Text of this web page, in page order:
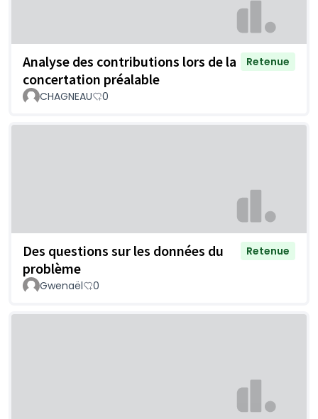
Analyse des contributions lors de la
concertation préalable
Retenue
CHAGNEAU 0
Des questions sur les données du
problème
Retenue
Gwenaël 0